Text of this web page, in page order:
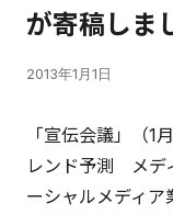
が寄稿しま
2013年1月1日
「宣伝会議」（1
レンド予測 メデ
ーシャルメディ